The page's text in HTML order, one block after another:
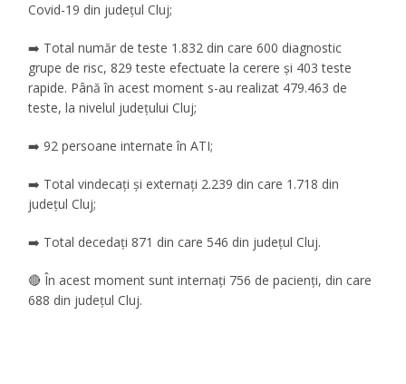
Covid-19 din județul Cluj;
➡️ Total număr de teste 1.832 din care 600 diagnostic
grupe de risc, 829 teste efectuate la cerere și 403 teste
rapide. Până în acest moment s-au realizat 479.463 de
teste, la nivelul județului Cluj;
➡️ 92 persoane internate în ATI;
➡️ Total vindecați și externați 2.239 din care 1.718 din
județul Cluj;
➡️ Total decedați 871 din care 546 din județul Cluj.
🔴 În acest moment sunt internați 756 de pacienți, din care
688 din județul Cluj.